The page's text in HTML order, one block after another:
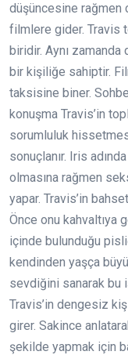
düşüncesine rağmen
filmlere gider. Travis
biridir. Aynı zamanda
bir kişiliğe sahiptir.
taksisine biner.
konuşma Travis’in
sorumluluk
sonuçlanır. Iris
olmasına rağmen
yapar. Travis’in
Önce onu kahvaltıya
içinde bulunduğu
kendinden yaşça
sevdiğini sanarak bu
Travis’in dengesiz
girer. Sakince
şekilde yapmak için